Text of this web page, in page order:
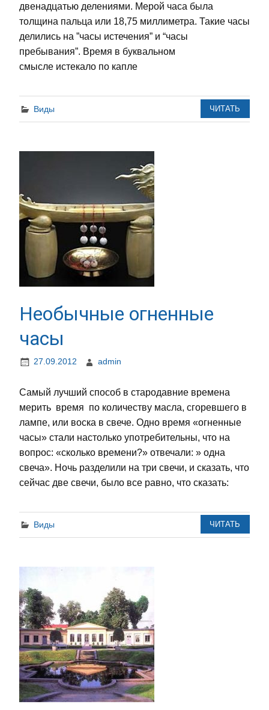
двенадцатью делениями. Мерой часа была
толщина пальца или 18,75 миллиметра. Такие часы
делились на ”часы истечения” и “часы
пребывания”. Время в буквальном
смысле истекало по капле
Виды ЧИТАТЬ
Необычные огненные
часы
27.09.2012 admin
Самый лучший способ в стародавние времена
мерить время по количеству масла, сгоревшего в
лампе, или воска в свече. Одно время «огненные
часы» стали настолько употребительны, что на
вопрос: «сколько времени?» отвечали: » одна
свеча». Ночь разделили на три свечи, и сказать, что
сейчас две свечи, было все равно, что сказать:
Виды ЧИТАТЬ